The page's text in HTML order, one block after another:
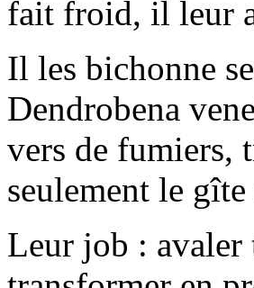
fait froid, il leur
Il les bichonne
Dendrobena
vers de fumiers,
seulement le
Leur job : avaler